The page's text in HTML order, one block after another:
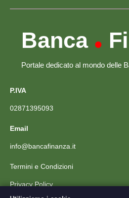
Banca •
Portale dedicato al mondo delle
P.IVA
02871395093
Email
info@bancafinanza.it
Termini e Condizioni
Privacy Policy